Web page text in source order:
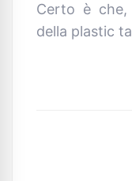
Certo è che,
della plastic